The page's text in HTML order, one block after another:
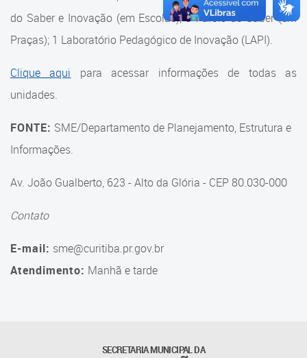
Gerência de Contratos
Gerência de Limpeza e
Suporte aos Contratos
Gerência de Segurança
Gerência de Transporte
Gerência de Transporte para
a Educação Especial - SITES
Tecnologia
do Saber e Inovação (em Escolas); 9 Faróis do Saber (em
Praças); 1 Laboratório Pedagógico de Inovação (LAPI).
Clique aqui para acessar informações de todas as
unidades.
FONTE: SME/Departamento de Planejamento, Estrutura e
Informações.
Av. João Gualberto, 623 - Alto da Glória - CEP 80.030-000
Contato
E-mail: sme@curitiba.pr.gov.br
Atendimento: Manhã e tarde
SECRETARIA MUNICIPAL DA